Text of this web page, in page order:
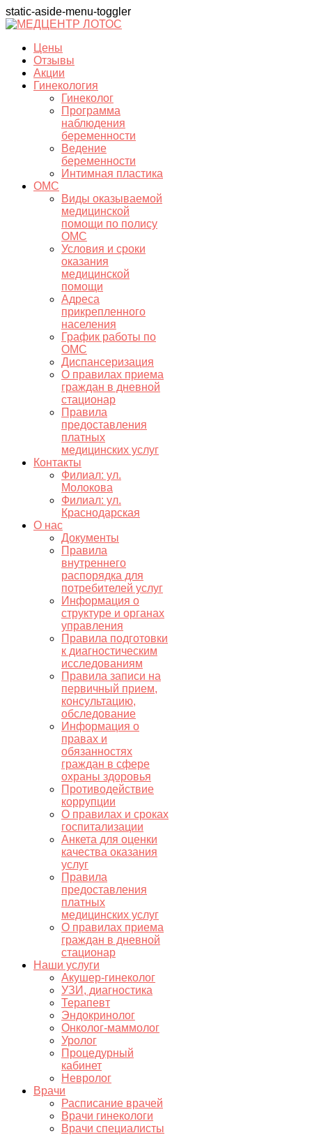
static-aside-menu-toggler
Цены
Отзывы
Акции
Гинекология
Гинеколог
Программа
наблюдения
беременности
Ведение
беременности
Интимная пластика
ОМС
Виды оказываемой
медицинской
помощи по полису
ОМС
Условия и сроки
оказания
медицинской
помощи
Адреса
прикрепленного
населения
График работы по
ОМС
Диспансеризация
О правилах приема
граждан в дневной
стационар
Правила
предоставления
платных
медицинских услуг
Контакты
Филиал: ул.
Молокова
Филиал: ул.
Краснодарская
О нас
Документы
Правила
внутреннего
распорядка для
потребителей услуг
Информация о
структуре и органах
управления
Правила подготовки
к диагностическим
исследованиям
Правила записи на
первичный прием,
консультацию,
обследование
Информация о
правах и
обязанностях
граждан в сфере
охраны здоровья
Противодействие
коррупции
О правилах и сроках
госпитализации
Анкета для оценки
качества оказания
услуг
Правила
предоставления
платных
медицинских услуг
О правилах приема
граждан в дневной
стационар
Наши услуги
Акушер-гинеколог
УЗИ, диагностика
Терапевт
Эндокринолог
Онколог-маммолог
Уролог
Процедурный
кабинет
Невролог
Врачи
Расписание врачей
Врачи гинекологи
Врачи специалисты